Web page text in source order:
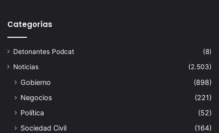
Categorías
Detonantes Podcat
(8)
Noticias
(2.503)
Gobierno
(898)
Negocios
(221)
Política
(52)
Sociedad Civil
(164)